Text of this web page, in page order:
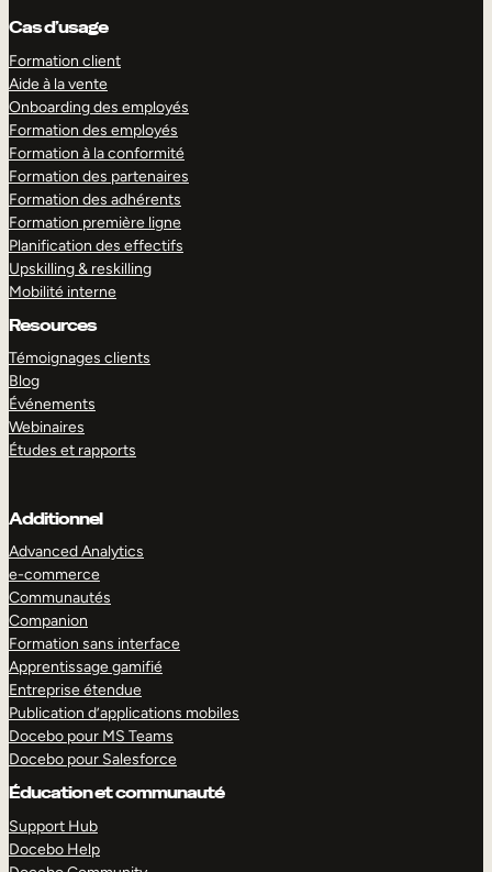
Cas d’usage
Formation client
Aide à la vente
Onboarding des employés
Formation des employés
Formation à la conformité
Formation des partenaires
Formation des adhérents
Formation première ligne
Planification des effectifs
Upskilling & reskilling
Mobilité interne
Resources
Témoignages clients
Blog
Événements
Webinaires
Études et rapports
Additionnel
Advanced Analytics
e-commerce
Communautés
Companion
Formation sans interface
Apprentissage gamifié
Entreprise étendue
Publication d’applications mobiles
Docebo pour MS Teams
Docebo pour Salesforce
Éducation et communauté
Support Hub
Docebo Help